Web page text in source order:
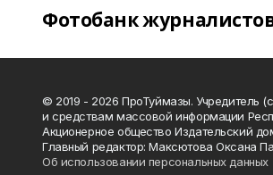
Фотобанк
© 2019 - 2026 ПроТуймазы. Учредитель
и средствам массовой информации
Акционерное общество Издательский
Главный редактор: Максютова Оксана
Об использовании персональных данных